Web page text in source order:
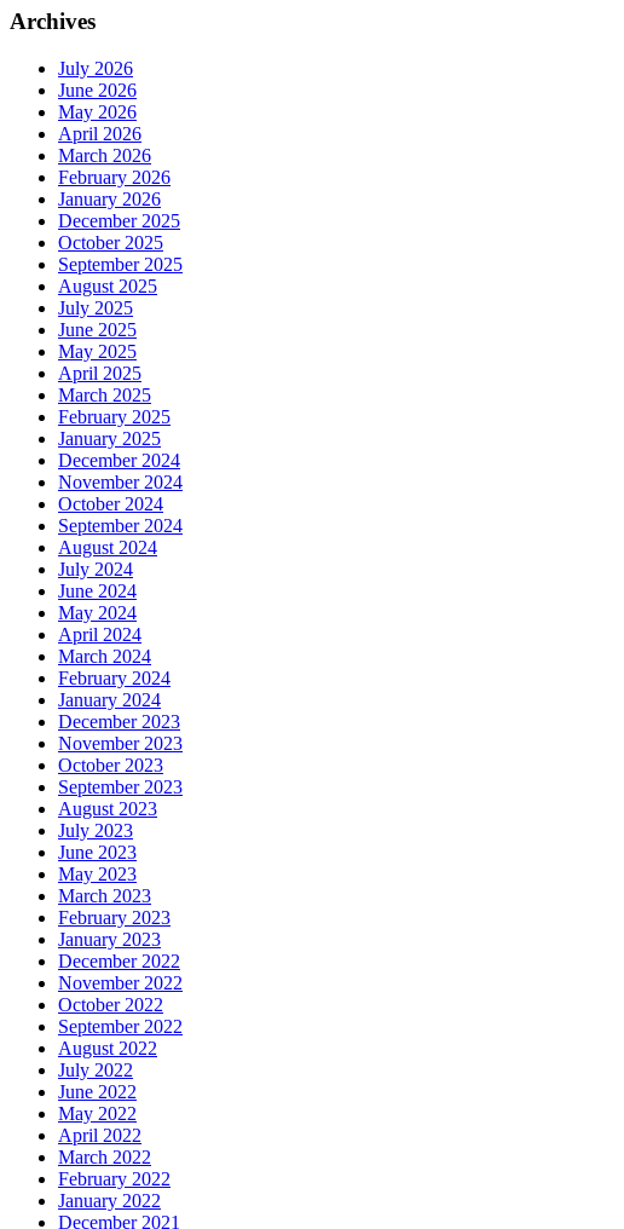
Archives
July 2026
June 2026
May 2026
April 2026
March 2026
February 2026
January 2026
December 2025
October 2025
September 2025
August 2025
July 2025
June 2025
May 2025
April 2025
March 2025
February 2025
January 2025
December 2024
November 2024
October 2024
September 2024
August 2024
July 2024
June 2024
May 2024
April 2024
March 2024
February 2024
January 2024
December 2023
November 2023
October 2023
September 2023
August 2023
July 2023
June 2023
May 2023
March 2023
February 2023
January 2023
December 2022
November 2022
October 2022
September 2022
August 2022
July 2022
June 2022
May 2022
April 2022
March 2022
February 2022
January 2022
December 2021